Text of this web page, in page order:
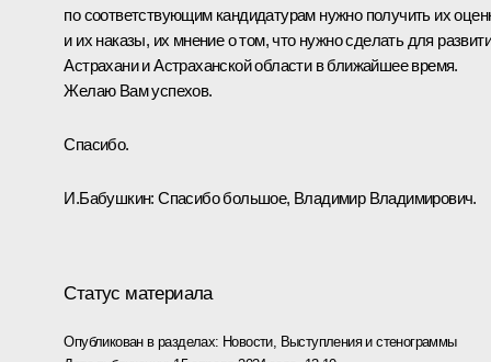
по соответствующим кандидатурам нужно получить их
и их наказы, их мнение о том, что нужно сделать для
Астрахани и Астраханской области в ближайшее время.
Желаю Вам успехов.
Спасибо.
И.Бабушкин: Спасибо большое, Владимир Владимирович.
Статус материала
Опубликован в разделах: Новости, Выступления и стенограммы